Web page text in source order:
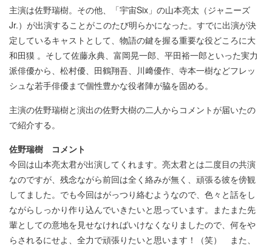
主演は佐野瑞樹。その他、「宇宙Six」の⼭本亮太（ジャニーズ
Jr.）が出演することがこのたび明らかになった。すでに出演が決
定しているキャストとして、物語の鍵を握る重要な役どころに⼤
和⽥獏 。そして佐藤永典、富岡晃⼀郎、平⽥裕⼀郎といった実⼒
派俳優から、松村優、⽥鶴翔吾、川﨑優作、寺本⼀樹などフレッ
シュな若⼿俳優まで個性豊かな役者陣が脇を固める。
主演の佐野瑞樹と演出の佐野⼤樹の⼆⼈からコメントが届いたの
で紹介する。
佐野瑞樹 コメント
今回は⼭本亮太君が出演してくれます。亮太君とは⼆度⽬の共演
なのですが、残念ながら前回は全く絡みが無く、頑張る彼を傍観
してました。でも今回はがっつり絡むようなので、⾊々と話をし
ながらしっかり作り込んでいきたいと思っています。またまた先
輩としての意地を⾒せなければいけなくなりましたので、何をや
らされるにせよ、全⼒で頑張りたいと思います！（笑） また、